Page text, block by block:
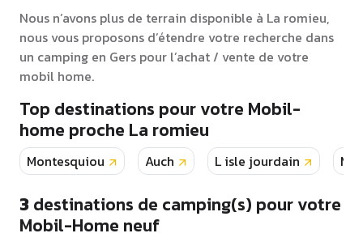
Nous n’avons plus de terrain disponible à La romieu,
nous vous proposons d’étendre votre recherche dans
un camping en Gers pour l’achat / vente de votre
mobil home.
Top destinations pour votre Mobil-
home proche La romieu
Montesquiou Auch L isle jourdain
3destinations de camping(s) pour votre
Mobil-Home neuf